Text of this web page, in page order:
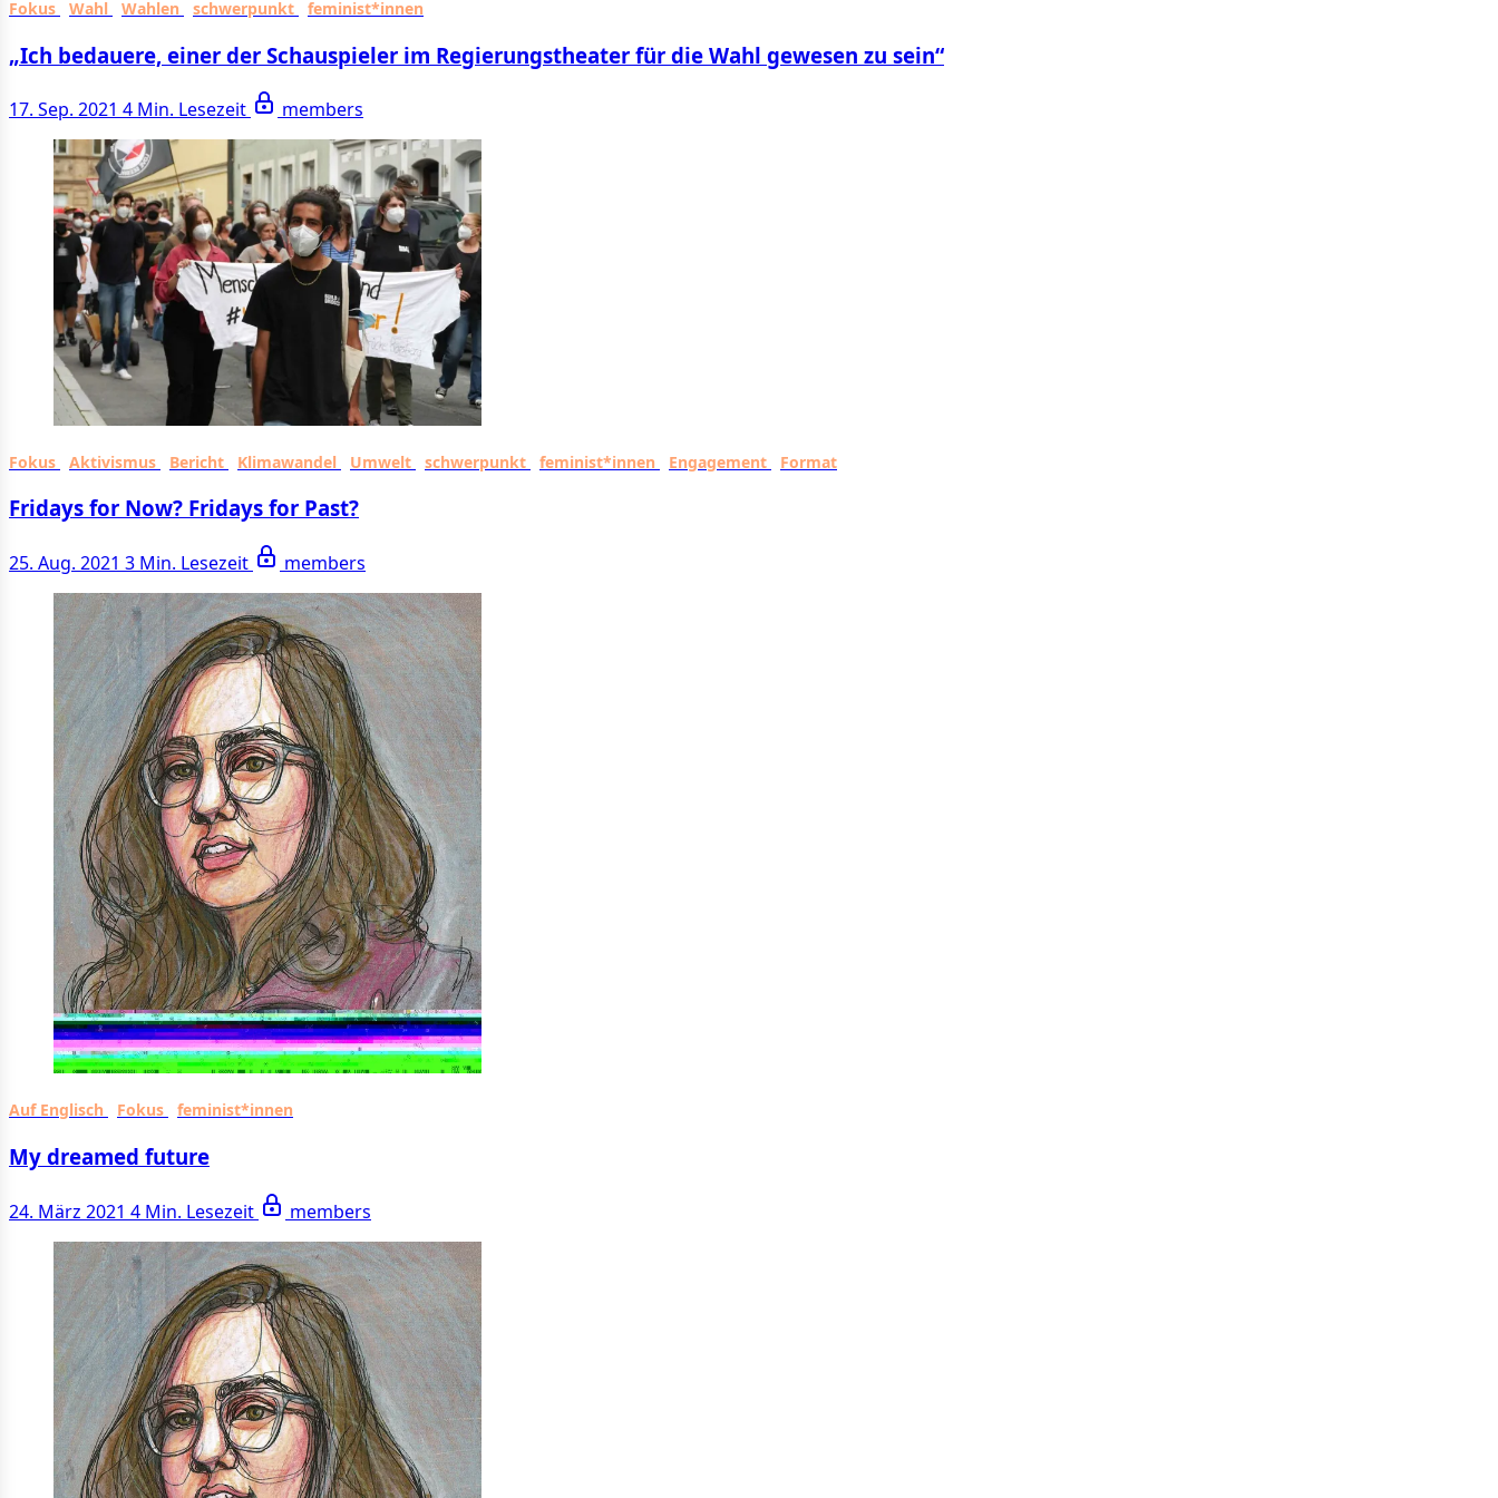
Fokus Wahl Wahlen schwerpunkt feminist*innen
„Ich bedauere, einer der Schauspieler im Regierungstheater für die Wahl gewesen zu sein“
17. Sep. 2021 4 Min. Lesezeit members
Fokus Aktivismus Bericht Klimawandel Umwelt schwerpunkt feminist*innen Engagement Format
Fridays for Now? Fridays for Past?
25. Aug. 2021 3 Min. Lesezeit members
Auf Englisch Fokus feminist*innen
My dreamed future
24. März 2021 4 Min. Lesezeit members